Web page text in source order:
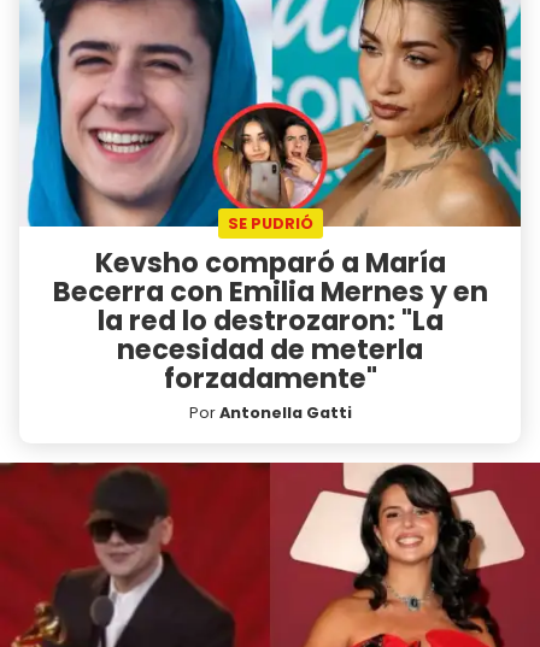
SE PUDRIÓ
Kevsho comparó a María
Becerra con Emilia Mernes y en
la red lo destrozaron: "La
necesidad de meterla
forzadamente"
PorAntonella Gatti